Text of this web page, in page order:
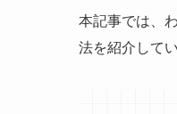
本記事では、
法を紹介してい